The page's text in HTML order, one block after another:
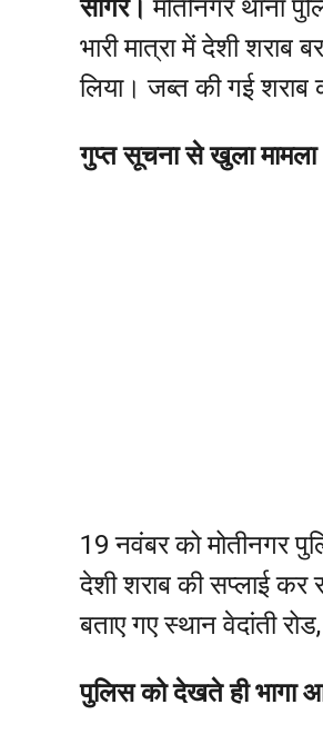
सागर। मोतीनगर थाना
भारी मात्रा में देशी
लिया। जब्त की गई
गुप्त सूचना से खुला मामला
19 नवंबर को मोतीनगर
देशी शराब की सप्लाई कर
बताए गए स्थान वेदांती
पुलिस को देखते ही भागा